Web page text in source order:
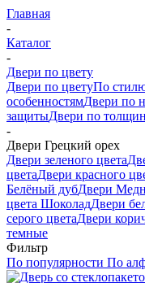
Главная
-
Каталог
-
Двери по цвету
Двери по цветуПо
особенностямДвери по
защитыДвери по
-
Двери Грецкий орех
Двери зеленого цвета
цветаДвери красного
Белёный дубДвери
цвета ШоколадДвери
серого цветаДвери
темные
Фильтр
По популярности По